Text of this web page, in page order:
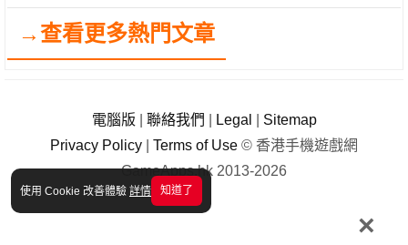
使用 Cookie 改善體驗 詳情 知道了
×
→查看更多熱門文章
電腦版 聯絡我們 Legal
Sitemap
Privacy Policy
Terms of Use © 香港手機遊戲網
GameApps.hk 2013-2026